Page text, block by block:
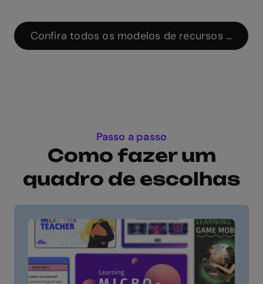
Confira todos os modelos de recursos de
Passo a passo
Como fazer um
quadro de escolhas